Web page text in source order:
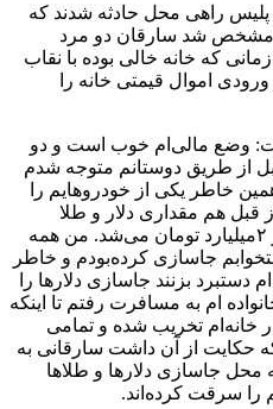
پلیس راهی محل حادثه شدند که
مشخص شد سارقان دو مرد
که خانه خالی بوده با نقاب
اموال قیمتی خانه را
وضع مالی‌ام خوب است و دو
از طریق دوستانم متوجه شدم
خاطر یکی از خودروهایم را
قبل هم مقداری دلار و طلا
داشتم که با دلارهای جدید بیش از ۲‌میلیارد تومان می‌شد. من همه
جاسازی کرده‌بودم و خاطر
دستبرد بزنند جاسازی دلارها را
ام به مسافرت رفتم تا اینکه
خانه‌ام تخریب شده و تمامی
حکایت از آن داشت سارقانی به
محل جاسازی دلارها و طلاها
را سرقت کرده‌اند.